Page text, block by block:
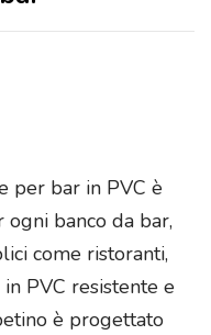
per bar in PVC è
ogni banco da bar,
come ristoranti,
PVC resistente e
è progettato